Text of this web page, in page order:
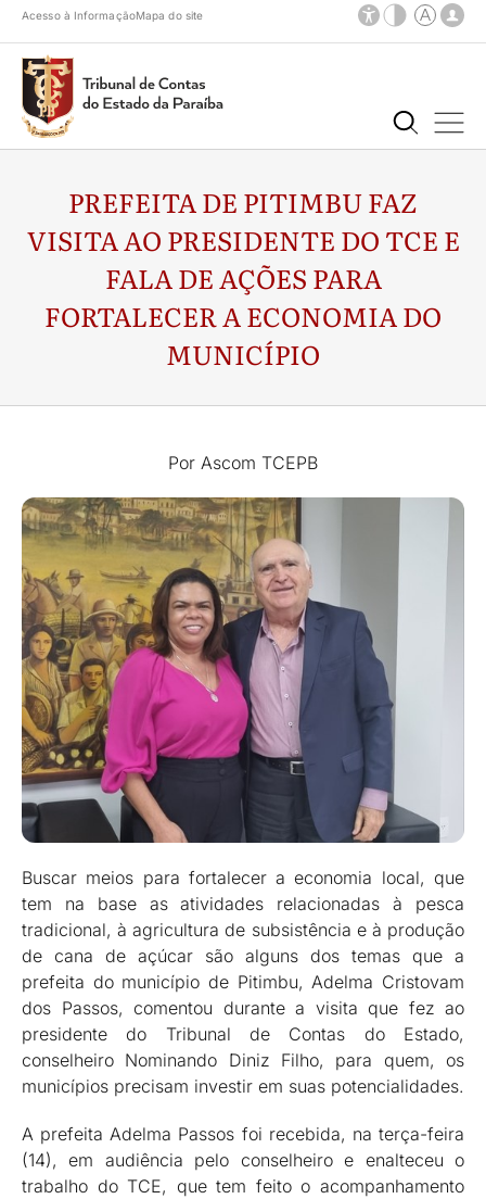
Acesso à InformaçãoMapa do site
PREFEITA DE PITIMBU FAZ
VISITA AO PRESIDENTE DO TCE E
FALA DE AÇÕES PARA
FORTALECER A ECONOMIA DO
MUNICÍPIO
Por Ascom TCEPB
Buscar meios para fortalecer a economia local, que
tem na base as atividades relacionadas à pesca
tradicional, à agricultura de subsistência e à produção
de cana de açúcar são alguns dos temas que a
prefeita do município de Pitimbu, Adelma Cristovam
dos Passos, comentou durante a visita que fez ao
presidente do Tribunal de Contas do Estado,
conselheiro Nominando Diniz Filho, para quem, os
municípios precisam investir em suas potencialidades.
A prefeita Adelma Passos foi recebida, na terça-feira
(14), em audiência pelo conselheiro e enalteceu o
trabalho do TCE, que tem feito o acompanhamento